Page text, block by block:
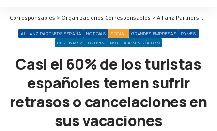
Corresponsables > Organizaciones Corresponsables > Allianz Partners España > Casi el 60% de los turistas españoles temen sufrir retrasos o cancelaciones en sus vacaciones
ALLIANZ PARTNERS ESPAÑA NOTICIAS SOCIAL GRANDES EMPRESAS
PYMES
ODS 16 PAZ, JUSTICIA E INSTITUCIONES SÓLIDAS
Casi el 60% de los turistas
españoles temen sufrir
retrasos o cancelaciones en
sus vacaciones